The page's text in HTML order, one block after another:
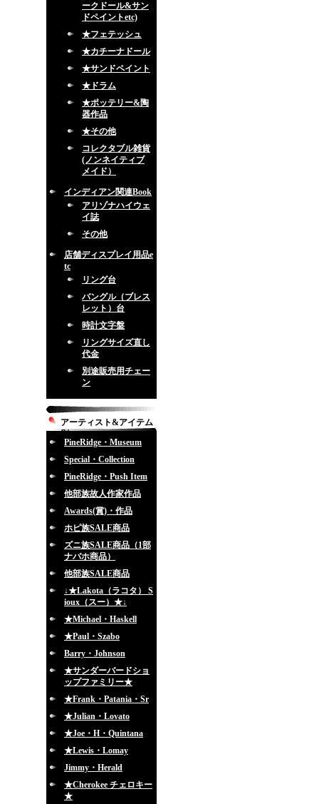
ークドール&サン
ドペイントetc)
★フェテッシュ
★カチーナドール
★サンドペイント
★ドラム
★ポッテリー&陶
器作品
★その他
コレクタブル雑貨
(ノンネイティブ
メイド）
インディアン関連Book
アリゾナハイウェ
イ誌
その他
店舗ディスプレイ用品e
tc
リング台
バングル（ブレス
レット）台
時計文字盤
リングサイズ直し
代金
別途販売用チェー
ン
アーティスト&アイテム
別
PineRidge・Museum
Special・Collection
PineRidge・Push Item
他部族故人作家作品
Awards(賞)・作品
ホピ族SALE商品
ズニ族SALE商品（1部
ナバホ商品）
他部族SALE商品
↓★Lakota（ラコタ） S
ioux（スー）★↓
★Michael・Haskell
★Paul・Szabo
Barry・Johnson
★サンダーバードショ
ップファミリー★
★Frank・Patania・Sr
★Julian・Lovato
★Joe・H・Quintana
★Lewis・Lomay
Jimmy・Herald
★Cherokee チェロキー
★